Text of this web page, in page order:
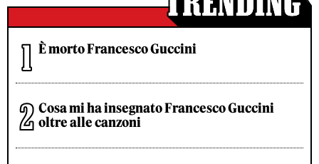
È morto Francesco Guccini
Cosa mi ha insegnato Francesco Guccini
oltre alle canzoni